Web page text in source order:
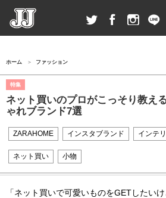
ホーム ファッション
特集
ネット買いのプロがこっそり教え
ゃれブランド7選
ZARAHOME インスタブランド インテ
ネット買い 小物
「ネット買いで可愛いものをGETしたい